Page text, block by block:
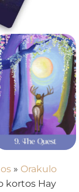
» Orakulo
kortos Hay